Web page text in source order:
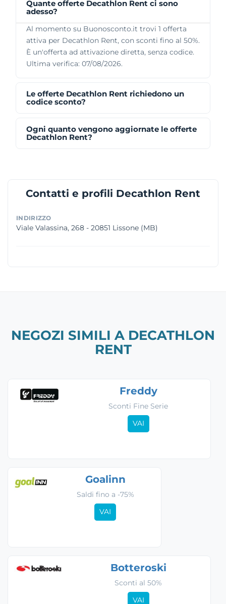
Quante offerte Decathlon Rent ci sono
adesso?
Al momento su Buonosconto.it trovi 1 offerta
attiva per Decathlon Rent, con sconti fino al 50%.
È un'offerta ad attivazione diretta, senza codice.
Ultima verifica: 07/08/2026.
Le offerte Decathlon Rent richiedono un
codice sconto?
Ogni quanto vengono aggiornate le offerte
Decathlon Rent?
Contatti e profili Decathlon Rent
INDIRIZZO
Viale Valassina, 268 - 20851 Lissone (MB)
NEGOZI SIMILI A DECATHLON
RENT
Freddy
Sconti Fine Serie
VAI
Goalinn
Saldi fino a -75%
VAI
Botteroski
Sconti al 50%
VAI